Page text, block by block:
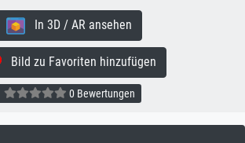
In 3D / AR ansehen
Bild zu Favoriten hinzufügen
0 Bewertungen